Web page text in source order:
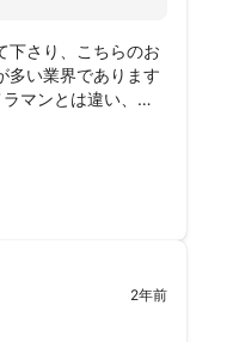
下さり、こちらのお
多い業界であります
マンとは違い、良
2年前